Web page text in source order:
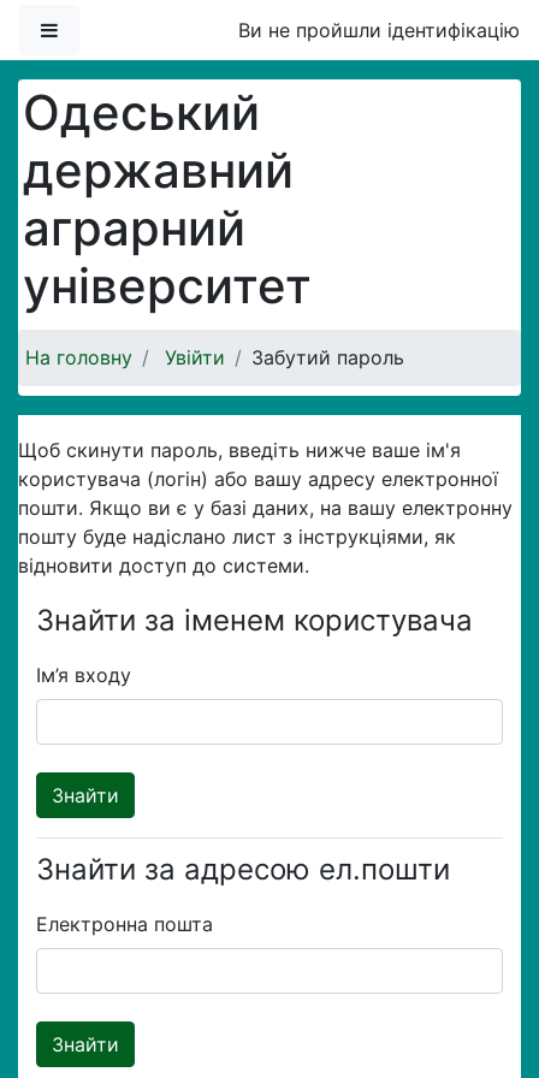
Ви не пройшли ідентифікацію
Одеський
державний
аграрний
університет
На головну Увійти Забутий пароль
Щоб скинути пароль, введіть нижче ваше ім'я
користувача (логін) або вашу адресу електронної
пошти. Якщо ви є у базі даних, на вашу електронну
пошту буде надіслано лист з інструкціями, як
відновити доступ до системи.
Знайти за іменем користувача
Ім’я входу
Знайти за адресою ел.пошти
Електронна пошта